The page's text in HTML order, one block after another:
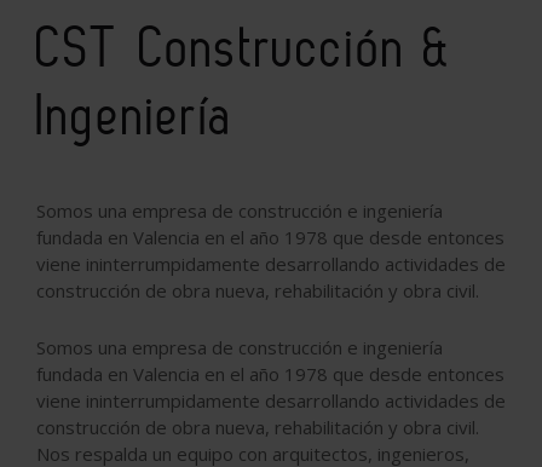
CST Construcción &
Ingeniería
Somos una empresa de construcción e ingeniería
fundada en Valencia en el año 1978 que desde entonces
viene ininterrumpidamente desarrollando actividades de
construcción de obra nueva, rehabilitación y obra civil.
Somos una empresa de construcción e ingeniería
fundada en Valencia en el año 1978 que desde entonces
viene ininterrumpidamente desarrollando actividades de
construcción de obra nueva, rehabilitación y obra civil.
Nos respalda un equipo con arquitectos, ingenieros,